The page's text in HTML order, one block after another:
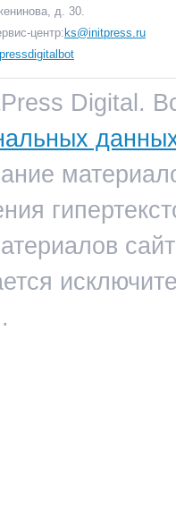
д. 30.
центр: ks@initpress.ru
Digital.